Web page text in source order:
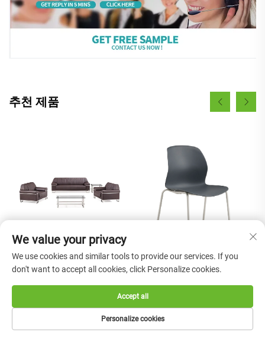
추천 제품
9234 2019 최신 디자인 가구
We value your privacy
We use cookies and similar tools to provide our services. If you
don't want to accept all cookies, click Personalize cookies.
Personalize cookies
Accept all